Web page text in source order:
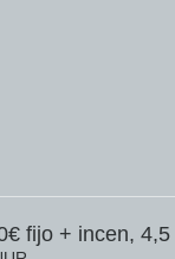
fijo + incen,